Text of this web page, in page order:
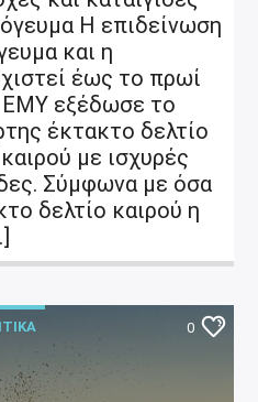
Η επιδείνωση
και η
έως το πρωί
εξέδωσε το
έκτακτο δελτίο
με ισχυρές
Σύμφωνα με όσα
δελτίο καιρού η
0